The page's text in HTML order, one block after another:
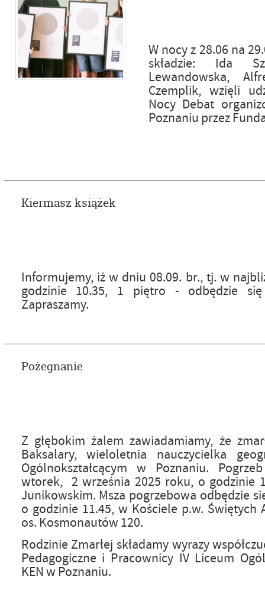
W nocy z 28.06 na
składzie: Ida
Lewandowska,
Czemplik, wzięli
Nocy Debat
Poznaniu przez
Kiermasz książek
Informujemy, iż w dniu 08.09. br., tj. w
godzinie 10.35, 1 piętro - odbędzie się
Zapraszamy.
Pożegnanie
Z głębokim żalem zawiadamiamy, że
Baksalary, wieloletnia nauczycielka
Ogólnokształcącym w Poznaniu.
wtorek, 2 września 2025 roku, o godzinie
Junikowskim. Msza pogrzebowa odbędzie
o godzinie 11.45, w Kościele p.w. Świętych
os. Kosmonautów 120.
Rodzinie Zmarłej składamy wyrazy
Pedagogiczne i Pracownicy IV Liceum
KEN w Poznaniu.